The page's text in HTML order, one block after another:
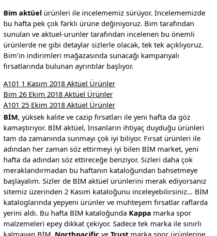
Bim aktüelürünleri ile incelememiz sürüyor. İncelememizde
bu hafta pek çok farklı ürüne değiniyoruz. Bim tarafından
sunulan ve aktuel-urunler tarafından incelenen bu önemli
ürünlerde ne gibi detaylar sizlerle olacak, tek tek açıklıyoruz.
Bim’in indirimleri mağazasında sunacağı kampanyalı
fırsatlarında bulunan ayrıntılar başlıyor.
A101 1 Kasım 2018 Aktüel Ürünler
Bim 26 Ekim 2018 Aktüel Ürünler
A101 25 Ekim 2018 Aktüel Ürünler
BİM, yüksek kalite ve cazip fırsatları ile yeni hafta da göz
kamaştırıyor. BİM aktüel, İnsanların ihtiyaç duyduğu ürünleri
tam da zamanında sunmayı çok iyi biliyor. Fırsat ürünleri ile
adından her zaman söz ettirmeyi iyi bilen BİM market, yeni
hafta da adından söz ettireceğe benziyor. Sizleri daha çok
meraklandırmadan bu haftanın kataloğundan bahsetmeye
başlayalım. Sizler de BİM aktüel ürünlerini merak ediyorsanız
sitemiz üzerinden 2 Kasım kataloğunu inceleyebilirsiniz… BİM
kataloglarında yepyeni ürünler ve muhteşem fırsatlar raflarda
yerini aldı. Bu hafta BİM kataloğunda Kappa marka spor
malzemeleri epey dikkat çekiyor. Sadece tek marka ile sınırlı